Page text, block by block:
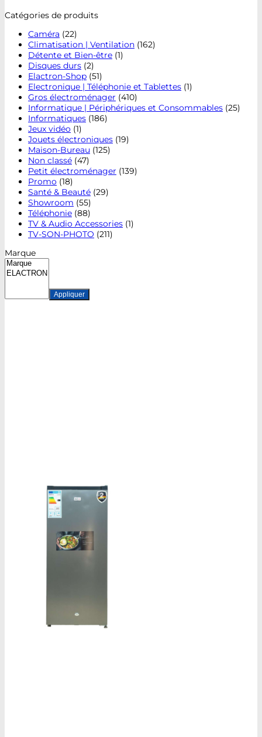
Catégories de produits
Caméra (22)
Climatisation | Ventilation (162)
Détente et Bien-être (1)
Disques durs (2)
Elactron-Shop (51)
Electronique | Téléphonie et Tablettes (1)
Gros électroménager (410)
Informatique | Périphériques et Consommables (25)
Informatiques (186)
Jeux vidéo (1)
Jouets électroniques (19)
Maison-Bureau (125)
Non classé (47)
Petit électroménager (139)
Promo (18)
Santé & Beauté (29)
Showroom (55)
Téléphonie (88)
TV & Audio Accessories (1)
TV-SON-PHOTO (211)
Marque
Appliquer